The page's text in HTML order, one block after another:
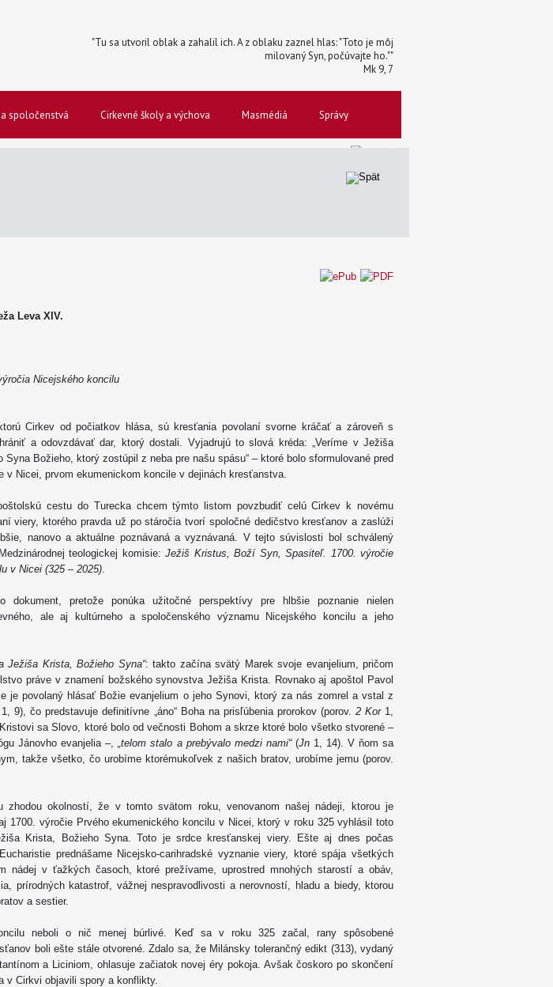
"Tu sa utvoril oblak a zahalil ich. A z oblaku zaznel hlas: "Toto je môj
milovaný Syn, počúvajte ho.""
Mk 9, 7
spoločenstvá Cirkevné školy a výchova Masmédiá Správy
Leva XIV.
Nicejského koncilu
Cirkev od počiatkov hlása, sú kresťania povolaní svorne kráčať a zároveň s
a odovzdávať dar, ktorý dostali. Vyjadrujú to slová kréda: „Veríme v Ježiša
Syna Božieho, ktorý zostúpil z neba pre našu spásu“ – ktoré bolo sformulované pred
v Nicei, prvom ekumenickom koncile v dejinách kresťanstva.
cestu do Turecka chcem týmto listom povzbudiť celú Cirkev k novému
viery, ktorého pravda už po stáročia tvorí spoločné dedičstvo kresťanov a zaslúži
nanovo a aktuálne poznávaná a vyznávaná. V tejto súvislosti bol schválený
teologickej komisie:Ježiš Kristus, Boží Syn, Spasiteľ. 1700. výročie
v Nicei (325 – 2025).
dokument, pretože ponúka užitočné perspektívy pre hlbšie poznanie nielen
ale aj kultúrneho a spoločenského významu Nicejského koncilu a jeho
Ježiša Krista, Božieho Syna“: takto začína svätý Marek svoje evanjelium, pričom
práve v znamení božského synovstva Ježiša Krista. Rovnako aj apoštol Pavol
je povolaný hlásať Božie evanjelium o jeho Synovi, ktorý za nás zomrel a vstal z
1, 9), čo predstavuje definitívne „áno“ Boha na prisľúbenia prorokov (porov. 2 Kor1,
sa Slovo, ktoré bolo od večnosti Bohom a skrze ktoré bolo všetko stvorené –
Jánovho evanjelia –,„telom stalo a prebývalo medzi nami“(Jn1, 14). V ňom sa
takže všetko, čo urobíme ktorémukoľvek z našich bratov, urobíme jemu (porov.
zhodou okolností, že v tomto svätom roku, venovanom našej nádeji, ktorou je
1700. výročie Prvého ekumenického koncilu v Nicei, ktorý v roku 325 vyhlásil toto
Krista, Božieho Syna. Toto je srdce kresťanskej viery. Ešte aj dnes počas
prednášame Nicejsko-carihradské vyznanie viery, ktoré spája všetkých
nádej v ťažkých časoch, ktoré prežívame, uprostred mnohých starostí a obáv,
prírodných katastrof, vážnej nespravodlivosti a nerovností, hladu a biedy, ktorou
a sestier.
neboli o nič menej búrlivé. Keď sa v roku 325 začal, rany spôsobené
boli ešte stále otvorené. Zdalo sa, že Milánsky tolerančný edikt (313), vydaný
a Liciniom, ohlasuje začiatok novej éry pokoja. Avšak čoskoro po skončení
v Cirkvi objavili spory a konflikty.